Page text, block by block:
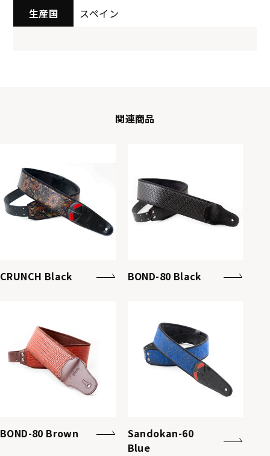
生産国
スペイン
関連商品
CRUNCH Black BOND-80 Black
BOND-80 Brown
Sandokan-60
Blue